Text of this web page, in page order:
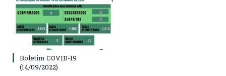
Boletim COVID-19
(14/09/2022)